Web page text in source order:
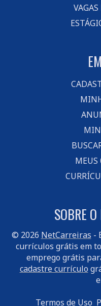
MEUS
SOBRE
© 2026 NetCarreiras -
currículos grátis em
emprego grátis
cadastre currículo
Termos de Uso